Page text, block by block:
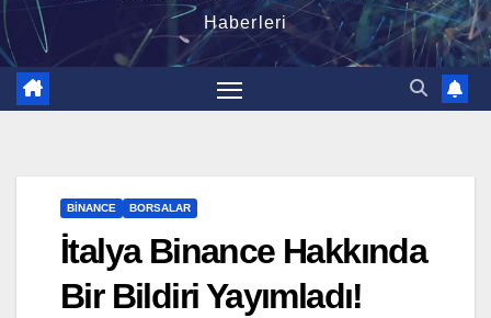
Haberleri
BINANCE BORSALAR
İtalya Binance Hakkında
Bir Bildiri Yayımladı!